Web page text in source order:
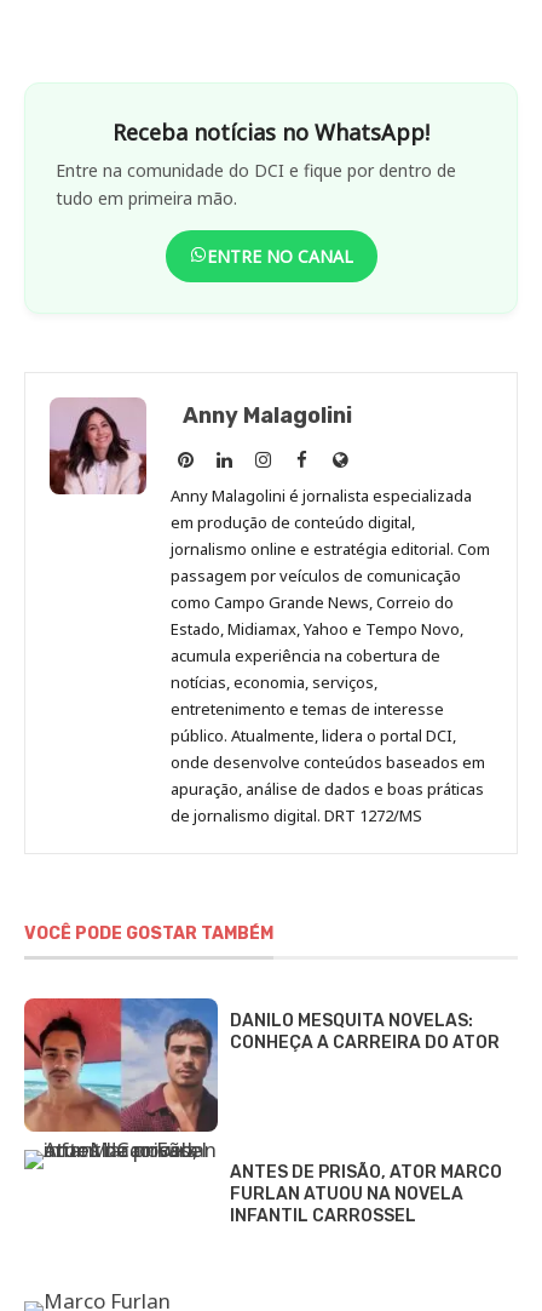
Receba notícias no WhatsApp!
Entre na comunidade do DCI e fique por dentro de
tudo em primeira mão.
ENTRE NO CANAL
Anny Malagolini
Anny
Malagolini
no
Pinterest
Anny
Malagolini
no
LinkedIn
Anny
Malagolini
no
Instagram
Anny
Malagolini
no
Facebook
Site
de
Anny
Malagolini
Anny Malagolini é jornalista especializada
em produção de conteúdo digital,
jornalismo online e estratégia editorial. Com
passagem por veículos de comunicação
como Campo Grande News, Correio do
Estado, Midiamax, Yahoo e Tempo Novo,
acumula experiência na cobertura de
notícias, economia, serviços,
entretenimento e temas de interesse
público. Atualmente, lidera o portal DCI,
onde desenvolve conteúdos baseados em
apuração, análise de dados e boas práticas
de jornalismo digital. DRT 1272/MS
VOCÊ PODE GOSTAR TAMBÉM
DANILO MESQUITA NOVELAS:
CONHEÇA A CARREIRA DO ATOR
ANTES DE PRISÃO, ATOR MARCO
FURLAN ATUOU NA NOVELA
INFANTIL CARROSSEL